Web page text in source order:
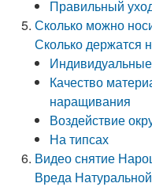
Правильный
Сколько можно
Сколько держатся
Качество
наращивания
Воздействие
На типсах
Видео снятие
Вреда